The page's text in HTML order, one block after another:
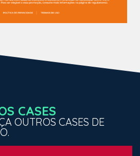
CASES
OUTROS CASES DE